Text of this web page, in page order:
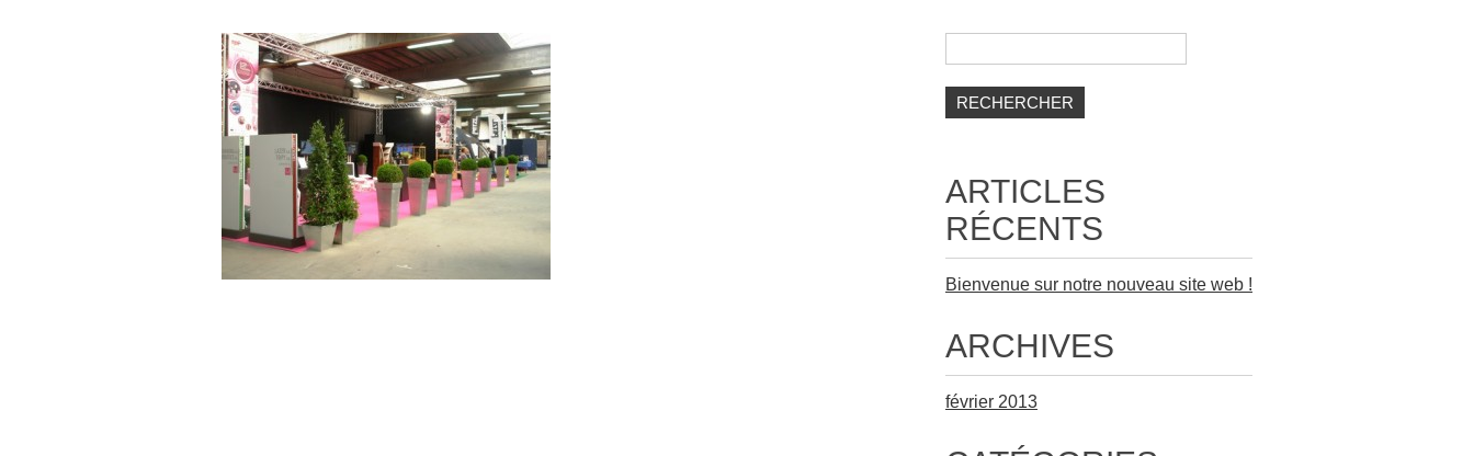
–
organisation
d’événements
ARTICLES
RÉCENTS
Bienvenue sur notre nouveau site web !
ARCHIVES
février 2013